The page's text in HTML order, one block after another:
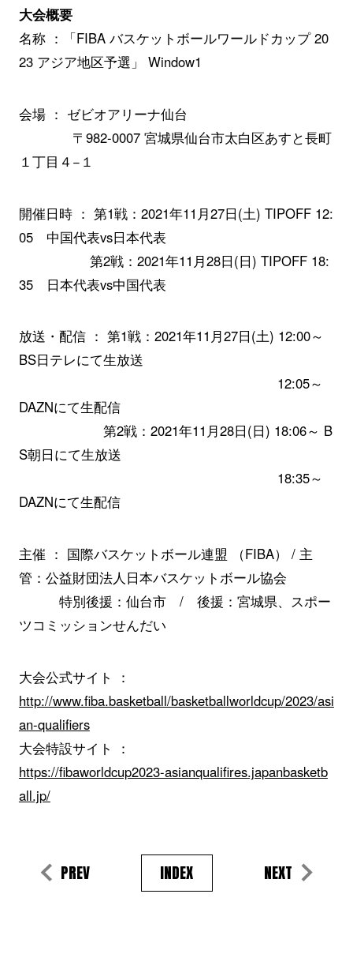
大会概要
名称 ：「FIBA バスケットボールワールドカップ 20
23 アジア地区予選」 Window1
会場 ： ゼビオアリーナ仙台
〒982-0007 宮城県仙台市太白区あすと長町
１丁目４−１
開催日時 ： 第1戦：2021年11月27日(土) TIPOFF 12:
05 中国代表vs日本代表
第2戦：2021年11月28日(日) TIPOFF 18:
35 日本代表vs中国代表
放送・配信 ： 第1戦：2021年11月27日(土) 12:00～
BS日テレにて生放送
12:05～
DAZNにて生配信
第2戦：2021年11月28日(日) 18:06～ B
S朝日にて生放送
18:35～
DAZNにて生配信
主催 ： 国際バスケットボール連盟 （FIBA） / 主
管：公益財団法人日本バスケットボール協会
特別後援：仙台市 / 後援：宮城県、スポー
ツコミッションせんだい
大会公式サイト ：
http://www.fiba.basketball/basketballworldcup/2023/asi
an-qualifiers
大会特設サイト ：
https://fibaworldcup2023-asianqualifires.japanbasketb
all.jp/
PREV INDEX NEXT